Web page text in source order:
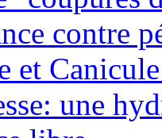
contre
et
une